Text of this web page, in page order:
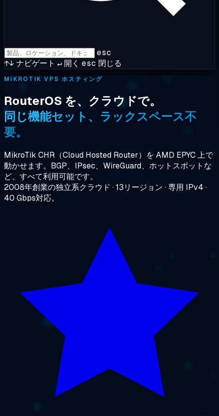
esc
↑↓ ナビゲート ↵ 開く esc 閉じる
MIKROTIK VPS ホスティング
RouterOS を、クラウドで。
同じ機能セット、ラックスペース不
要。
MikroTik CHR（Cloud Hosted Router）を AMD EPYC 上で
動かせます。BGP、IPsec、WireGuard、ホットスポットな
ど、すべて利用可能です。
2008年創業の独立系クラウド · 13リージョン · 専用 IPv4 ·
40 Gbps対応。